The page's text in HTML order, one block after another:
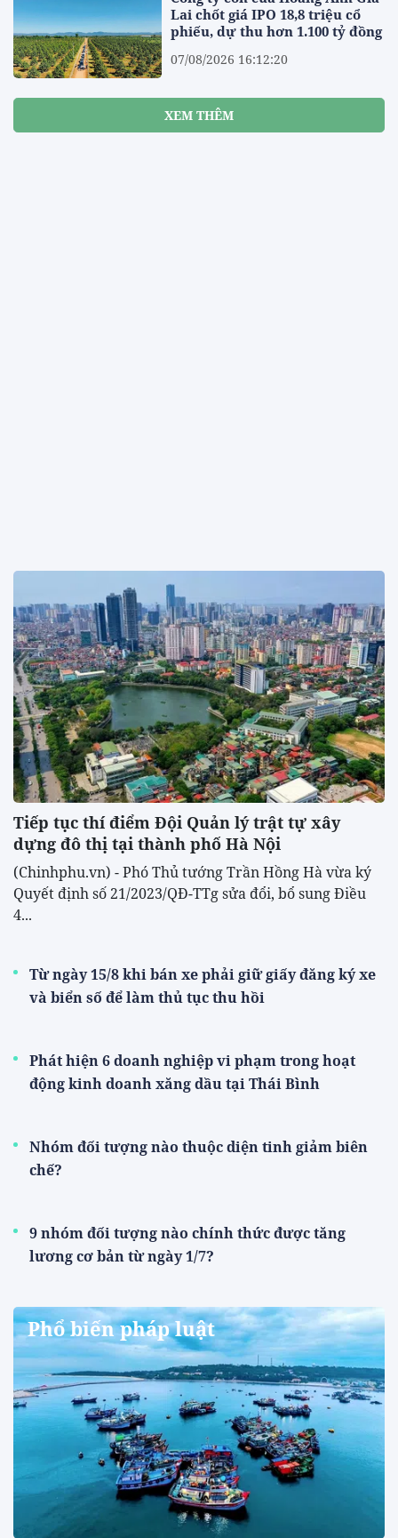
Lai chốt giá IPO 18,8 triệu cổ
phiếu, dự thu hơn 1.100 tỷ đồng
07/08/2026 16:12:20
XEM THÊM
Tiếp tục thí điểm Đội Quản lý trật tự xây
dựng đô thị tại thành phố Hà Nội
(Chinhphu.vn) - Phó Thủ tướng Trần Hồng Hà vừa ký
Quyết định số 21/2023/QĐ-TTg sửa đổi, bổ sung Điều
4...
Từ ngày 15/8 khi bán xe phải giữ giấy đăng ký xe
và biển số để làm thủ tục thu hồi
Phát hiện 6 doanh nghiệp vi phạm trong hoạt
động kinh doanh xăng dầu tại Thái Bình
Nhóm đối tượng nào thuộc diện tinh giảm biên
chế?
9 nhóm đối tượng nào chính thức được tăng
lương cơ bản từ ngày 1/7?
Phổ biến pháp luật